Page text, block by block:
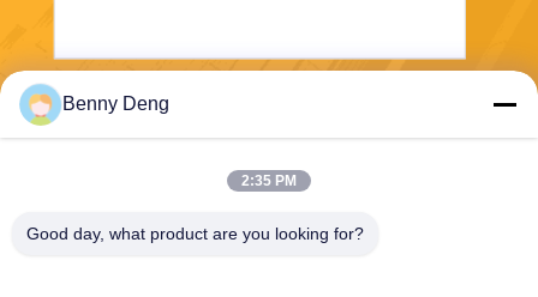
Benny Deng
2:35 PM
Good day, what product are you looking for?